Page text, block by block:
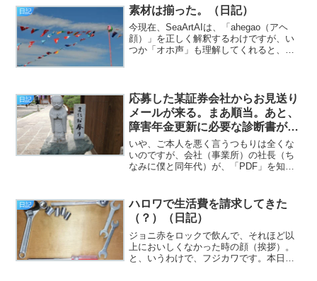
へ帰ったのか？年齢を推測するに、小学
校低学年かそれ以下の子どもを...
日記 素材は揃った。（日記）
今現在、SeaArtAIは、「ahegao（アヘ
顔）」を正しく解釈するわけですが、い
つか「オホ声」も理解してくれると、多
は、意外とそ...
日記
応募した某証券会社からお見送り
メールが来る。まあ順当。あと、
障害年金更新に必要な診断書が出
来上がる。他。（日記）
いや、ご本人を悪く言うつもりは全くな
いのですが、会社（事業所）の社長（ち
なみに僕と同年代）が、「PDF」を知ら
いたんですけども、今のご時世、いかに
パソコンが普及しても、...
日記
ハロワで生活費を請求してきた
（？）（日記）
ジョニ赤をロックで飲んで、それほど以
上においしくなかった時の顔（挨拶）。
と、いうわけで、フジカワです。本日を